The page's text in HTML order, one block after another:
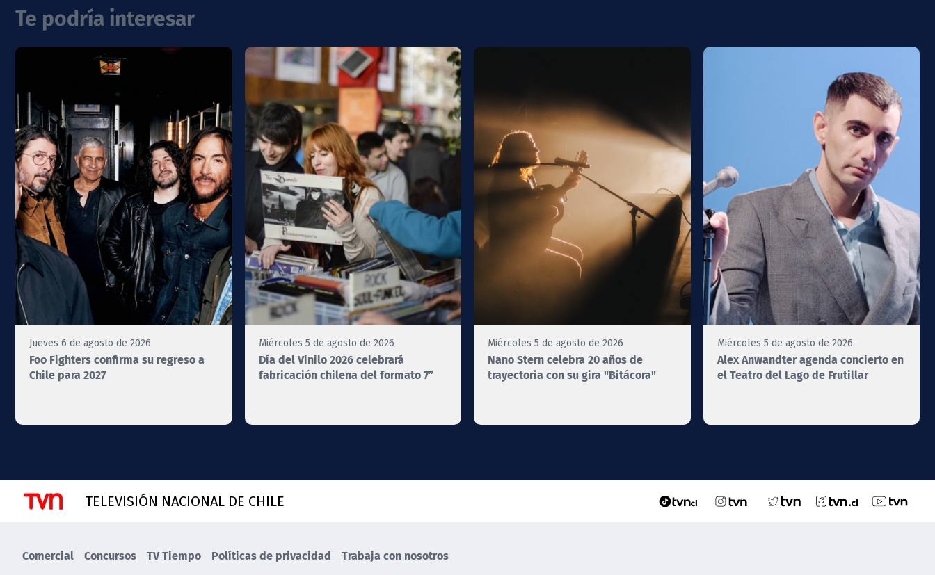
Te podría interesar
Jueves 6 de agosto de 2026
Foo Fighters confirma su regreso a
Chile para 2027
Miércoles 5 de agosto de 2026
Día del Vinilo 2026 celebrará
fabricación chilena del formato 7”
Miércoles 5 de agosto de 2026
Nano Stern celebra 20 años de
trayectoria con su gira "Bitácora"
Miércoles 5 de agosto de 2026
Alex Anwandter agenda concierto en
el Teatro del Lago de Frutillar
TELEVISIÓN NACIONAL DE CHILE
Comercial Concursos TV Tiempo Políticas de privacidad Trabaja con nosotros